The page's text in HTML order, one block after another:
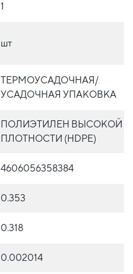
1
шт
ТЕРМОУСАДОЧНАЯ/
УСАДОЧНАЯ УПАКОВКА
ПОЛИЭТИЛЕН ВЫСОКОЙ
ПЛОТНОСТИ (HDPE)
4606056358384
0.353
0.318
0.002014